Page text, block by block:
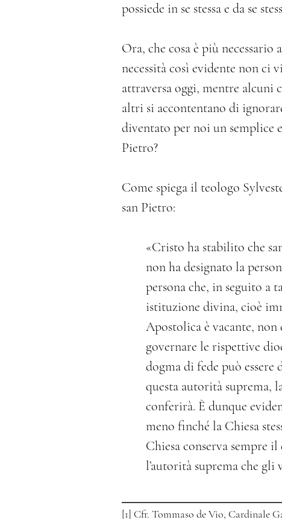
possiede in se stessa e da se
Ora, che cosa è più necessario
necessità così evidente non ci
attraversa oggi, mentre alcuni
altri si accontentano di
diventato per noi un semplice
Pietro?
Come spiega il teologo
san Pietro:
«Cristo ha stabilito che
non ha designato la
persona che, in seguito a
istituzione divina, cioè
Apostolica è vacante,
governare le rispettive
dogma di fede può
questa autorità suprema,
conferirà. È dunque
meno finché la Chiesa
Chiesa conserva sempre
l’autorità suprema che
[1] Cfr. Tommaso de Vio, Cardinale